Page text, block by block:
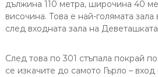
дължина 110 метра, широчина 40
височина. Това е най-голямата
след входната зала на
След това по 301 стъпала покрай
се изкачите до самото Гърло –